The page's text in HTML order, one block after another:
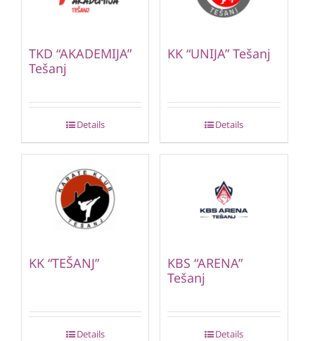
TKD “AKADEMIJA”
Tešanj
Details
KK “UNIJA” Tešanj
Details
KK “TEŠANJ”
Details
KBS “ARENA”
Tešanj
Details